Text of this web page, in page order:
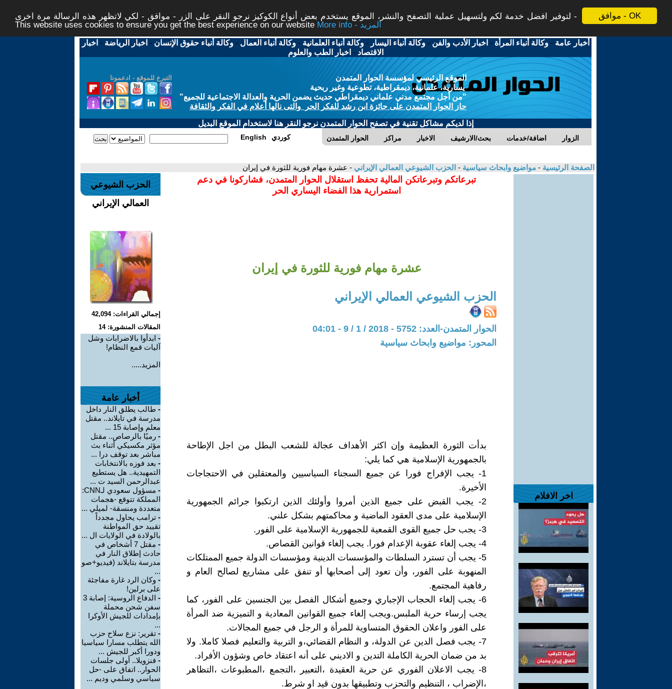
موافق - OK
لتوفير افضل خدمة لكم ولتسهيل عملية التصفح والنشر، الموقع يستخدم بعض أنواع الكوكيز نرجو النقر على الزر - موافق - لكي لاتظهر هذه الرسالة مرة اخرى -
This website uses cookies to ensure you get the best experience on our website
More info - المزيد
أخبار عامة -وكالة أنباء المرأة - اخبار الأدب والفن -وكالة أنباء اليسار -وكالة أنباء العلمانية -وكالة أنباء العمال -وكالة أنباء حقوق الإنسان - اخبار الرياضة - اخبار
الاقتصاد - اخبار الطب والعلوم
التبرع للموقع - ادعمونا
الموقع الرئيسي لمؤسسة الحوار المتمدن
يسارية، علمانية، ديمقراطية، تطوعية وغير ربحية
"من أجل مجتمع مدني علماني ديمقراطي حديث يضمن الحرية والعدالة الاجتماعية للجميع"
حاز الحوار المتمدن على جائزة ابن رشد للفكر الحر والتى نالها أعلام في الفكر والثقافة
إذا لديكم مشاكل تقنية في تصفح الحوار المتمدن نرجو النقر هنا لاستخدام الموقع البديل
الحوار المتمدن مراكز الاخبار بحث/الارشيف اضافة/خدمات الزوار English كوردي
الصفحة الرئيسية - مواضيع وابحاث سياسية - الحزب الشيوعي العمالي الإيراني - عشرة مهام فورية للثورة في إيران
اخر الافلام
تبرعاتكم وتبرعاتكن المالية تحفظ استقلال الحوار المتمدن، فشاركونا في دعم
استمرارية هذا الفضاء اليساري الحر
عشرة مهام فورية للثورة في إيران
الحزب الشيوعي العمالي الإيراني
الحوار المتمدن-العدد: 5752 - 2018 / 1 / 9 - 04:01
المحور: مواضيع وابحاث سياسية
بدأت الثورة العظيمة وإن اكثر الأهداف عجالة للشعب البطل من اجل الإطاحة
بالجمهورية الإسلامية هي كما يلي:
1- يجب الإفراج فورا عن جميع السجناء السياسيين والمعتقلين في الاحتجاجات
الأخيرة.
2- يجب القبض على جميع الذين أمروا وأولئك الذين ارتكبوا جرائم الجمهورية
الإسلامية على مدى العقود الماضية و محاكمتهم بشكل علني.
3- يجب حل جميع القوى القمعية للجمهورية الإسلامية على الفور.
4- يجب إلغاء عقوبة الإعدام فورا. يجب إلغاء قوانين القصاص.
5- يجب أن تسترد السلطات والمؤسسات الدينية ومؤسسات الدولة جميع الممتلكات
المنهوبة على الفور، وأن تعود إلى أصحابها أو تنفق على مشاريع لصالح العام و
رفاهية المجتمع.
6- يجب إلغاء الحجاب الإجباري وجميع أشكال الفصل بين الجنسين على الفور، كما
يجب إرساء حرية الملبس.ويجب إلغاء جميع القوانين المعادية و التميزية ضد المرأة
على الفور واعلان الحقوق المتساوية للمرأة و الرجل في جميع المجالات.
7- يجب فصل الدين عن الدولة، و النظام القضائي،و التربية والتعليم فصلا كاملا. ولا
بد من ضمان الحرية الكاملة التدين و الاديني على أنه اعتقاد خاص وشؤون الأفراد.
8- يجب الاعلان الفوري عن حرية العقيدة ،التعبير ،التجمع ،المطبوعات ،التظاهر
،الإضراب ، التنظيم والتحزب وتطبيقها بدون قيد او شرط.
الحزب الشيوعي
العمالي الإيراني
إجمالي القراءات: 42,094
المقالات المنشورة: 14
- ابدأوا بالاضرابات وشل
آليات قمع النظام!
المزيد.....
أخبار عامة
- طالب يطلق النار داخل
مدرسة في تايلاند.. مقتل
معلم وإصابة 15 ...
- رميًا بالرصاص.. مقتل
مؤثر مكسيكي أثناء بث
مباشر بعد توقف درا ...
- بعد فوزه بالانتخابات
التمهيدية.. هل يستطيع
عبدالرحمن السيد ت ...
-
مسؤول سعودي لـCNN:
المملكة تتوقع -هجمات
متعددة ومنسقة- لميلي ...
- ترامب يحاول مجدداً
تقييد حق المواطنة
بالولادة في الولايات ال ...
-
مقتل 7 أشخاص في
حادث إطلاق النار في
مدرسة بتايلاند (فيديو+صو
...
- وكان الرد غارة مفاجئة
على برلين!
-
الدفاع الروسية: إصابة 3
سفن شحن محملة
بإمدادات للجيش الأوكرا
...
- تقرير: نزع سلاح حزب
الله يتطلب مسارا سياسيا
ودورا أكبر للجيش ...
- فنزويلا.. أولى جلسات
الحوار.. اتفاق على -حل
سياسي وسلمي وديم ...